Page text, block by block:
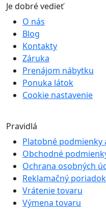
Je dobré vedieť
O nás
Blog
Kontakty
Záruka
Prenájom nábytku
Ponuka látok
Cookie nastavenie
Pravidlá
Platobné podmienky
Obchodné
Ochrana osobných
Reklamačný poriadok
Vrátenie tovaru
Výmena tovaru